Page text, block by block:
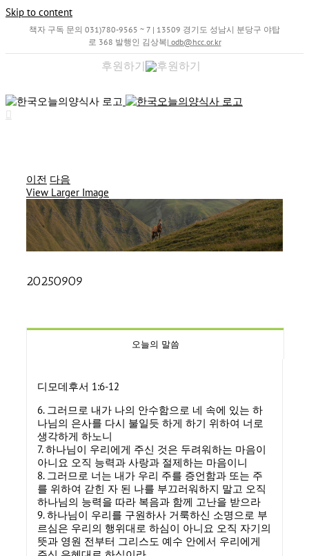
Skip to content
책자 구독 문의 031)780-9565 ~ 7 | 13509 경기도 성남시 분당구 야탑
로 368 발행인 김상복| odb@hcc.or.kr
후원하기
이전 다음
View Larger Image
20250909
오늘의 말씀
디모데후서 1:6-12
6. 그러므로 내가 나의 안수함으로 네 속에 있는 하
나님의 은사를 다시 불일듯 하게 하기 위하여 너로
생각하게 하노니
7. 하나님이 우리에게 주신 것은 두려워하는 마음이
아니요 오직 능력과 사랑과 절제하는 마음이니
8. 그러므로 너는 내가 우리 주를 증언함과 또는 주
를 위하여 갇힌 자 된 나를 부끄러워하지 말고 오직
하나님의 능력을 따라 복음과 함께 고난을 받으라
9. 하나님이 우리를 구원하사 거룩하신 소명으로 부
르심은 우리의 행위대로 하심이 아니요 오직 자기의
뜻과 영원 전부터 그리스도 예수 안에서 우리에게